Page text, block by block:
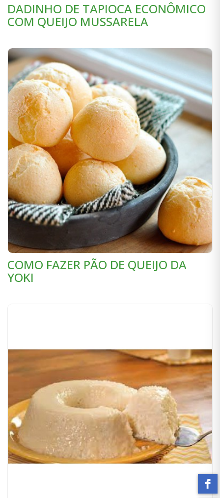
DADINHO DE TAPIOCA ECONÔMICO
COM QUEIJO MUSSARELA
COMO FAZER PÃO DE QUEIJO DA
YOKI